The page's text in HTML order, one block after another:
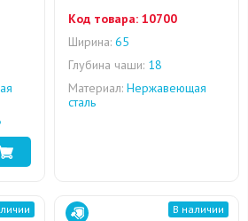
Код товара: 10700
Ширина: 65
Глубина чаши: 18
Материал: Нержавеющая
сталь
В наличии